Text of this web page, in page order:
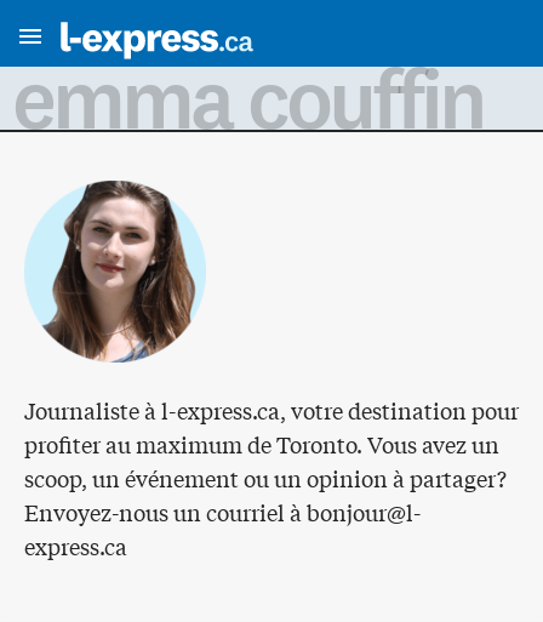
emma couffin
Journaliste à l-express.ca, votre destination pour
profiter au maximum de Toronto. Vous avez un
scoop, un événement ou un opinion à partager?
Envoyez-nous un courriel àbonjour@l-
express.ca